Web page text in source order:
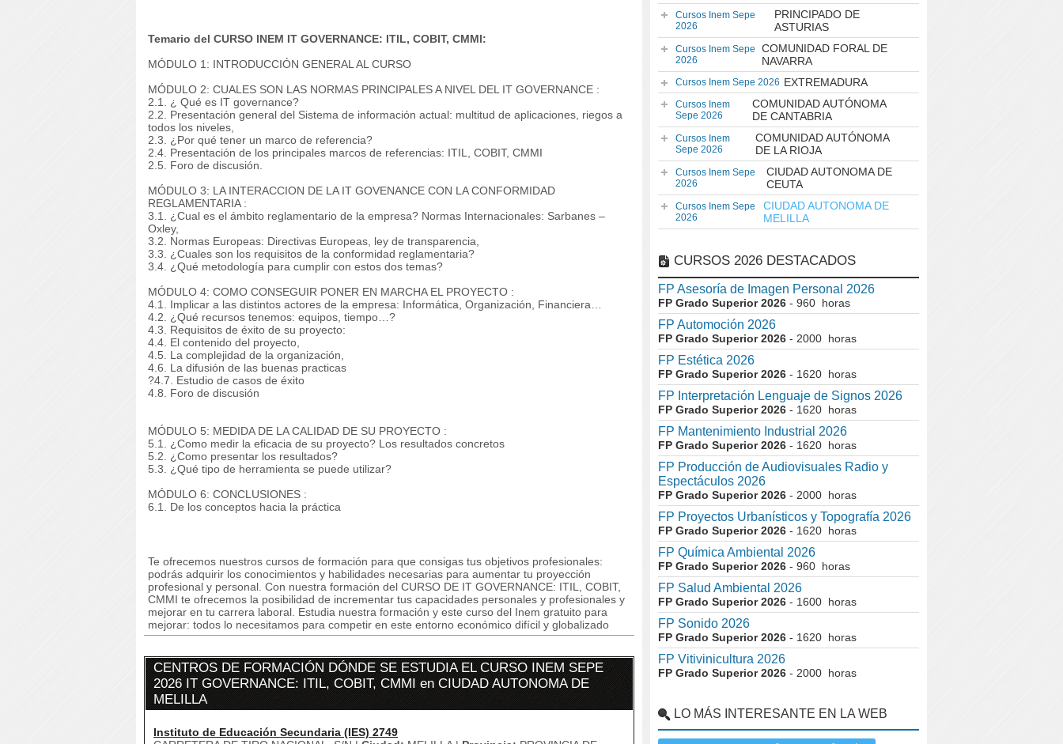
Temario del CURSO INEM IT GOVERNANCE: ITIL, COBIT, CMMI:
MÓDULO 1: INTRODUCCIÓN GENERAL AL CURSO
MÓDULO 2: CUALES SON LAS NORMAS PRINCIPALES A NIVEL DEL IT GOVERNANCE :
2.1. ¿ Qué es IT governance?
2.2. Presentación general del Sistema de información actual: multitud de aplicaciones, riegos a
todos los niveles,
2.3. ¿Por qué tener un marco de referencia?
2.4. Presentación de los principales marcos de referencias: ITIL, COBIT, CMMI
2.5. Foro de discusión.
MÓDULO 3: LA INTERACCION DE LA IT GOVENANCE CON LA CONFORMIDAD
REGLAMENTARIA :
3.1. ¿Cual es el ámbito reglamentario de la empresa? Normas Internacionales: Sarbanes –
Oxley,
3.2. Normas Europeas: Directivas Europeas, ley de transparencia,
3.3. ¿Cuales son los requisitos de la conformidad reglamentaria?
3.4. ¿Qué metodología para cumplir con estos dos temas?
MÓDULO 4: COMO CONSEGUIR PONER EN MARCHA EL PROYECTO :
4.1. Implicar a las distintos actores de la empresa: Informática, Organización, Financiera…
4.2. ¿Qué recursos tenemos: equipos, tiempo…?
4.3. Requisitos de éxito de su proyecto:
4.4. El contenido del proyecto,
4.5. La complejidad de la organización,
4.6. La difusión de las buenas practicas
?4.7. Estudio de casos de éxito
4.8. Foro de discusión
MÓDULO 5: MEDIDA DE LA CALIDAD DE SU PROYECTO :
5.1. ¿Como medir la eficacia de su proyecto? Los resultados concretos
5.2. ¿Como presentar los resultados?
5.3. ¿Qué tipo de herramienta se puede utilizar?
MÓDULO 6: CONCLUSIONES :
6.1. De los conceptos hacia la práctica
Te ofrecemos nuestros cursos de formación para que consigas tus objetivos profesionales:
podrás adquirir los conocimientos y habilidades necesarias para aumentar tu proyección
profesional y personal. Con nuestra formación del CURSO DE IT GOVERNANCE: ITIL, COBIT,
CMMI te ofrecemos la posibilidad de incrementar tus capacidades personales y profesionales y
mejorar en tu carrera laboral. Estudia nuestra formación y este curso del Inem gratuito para
mejorar: todos lo necesitamos para competir en este entorno económico difícil y globalizado
CENTROS DE FORMACIÓN DÓNDE SE ESTUDIA EL CURSO INEM SEPE
2026 IT GOVERNANCE: ITIL, COBIT, CMMI en CIUDAD AUTONOMA DE
MELILLA
Instituto de Educación Secundaria (IES) 2749
Cursos Inem Sepe
2026
PRINCIPADO DE
ASTURIAS
Cursos Inem Sepe
2026
COMUNIDAD FORAL DE
NAVARRA
Cursos Inem Sepe 2026 EXTREMADURA
Cursos Inem
Sepe 2026
COMUNIDAD AUTÓNOMA
DE CANTABRIA
Cursos Inem
Sepe 2026
COMUNIDAD AUTÓNOMA
DE LA RIOJA
Cursos Inem Sepe
2026
CIUDAD AUTONOMA DE
CEUTA
Cursos Inem Sepe
2026
CIUDAD AUTONOMA DE
MELILLA
CURSOS 2026 DESTACADOS
FP Asesoría de Imagen Personal 2026
FP Grado Superior 2026 - 960 horas
FP Automoción 2026
FP Grado Superior 2026 - 2000 horas
FP Estética 2026
FP Grado Superior 2026 - 1620 horas
FP Interpretación Lenguaje de Signos 2026
FP Grado Superior 2026 - 1620 horas
FP Mantenimiento Industrial 2026
FP Grado Superior 2026 - 1620 horas
FP Producción de Audiovisuales Radio y
Espectáculos 2026
FP Grado Superior 2026 - 2000 horas
FP Proyectos Urbanísticos y Topografía 2026
FP Grado Superior 2026 - 1620 horas
FP Química Ambiental 2026
FP Grado Superior 2026 - 960 horas
FP Salud Ambiental 2026
FP Grado Superior 2026 - 1600 horas
FP Sonido 2026
FP Grado Superior 2026 - 1620 horas
FP Vitivinicultura 2026
FP Grado Superior 2026 - 2000 horas
LO MÁS INTERESANTE EN LA WEB